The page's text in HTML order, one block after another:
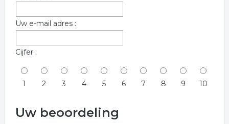
Uw e-mail adres :
Cijfer :
1 2 3 4 5 6 7 8 9 10
Uw beoordeling